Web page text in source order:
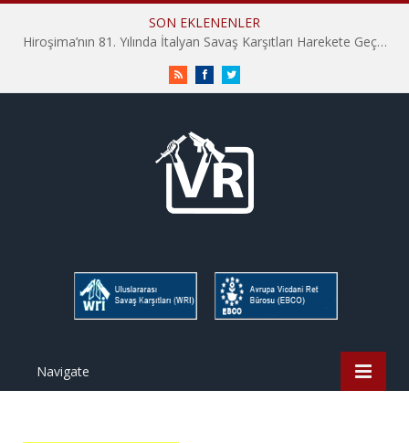
SON EKLENENLER
Hiroşima’nın 81. Yılında İtalyan Savaş Karşıtları Harekete Geçti: “Hatırlamak yeterli değil”
RSS FacebookTwitter
Navigate